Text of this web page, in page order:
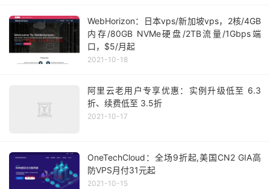
WebHorizon：日本vps/新加坡vps，2核/4GB
内存/80GB NVMe硬盘/2TB流量/1Gbps端
口，$5/月起
2021-10-18
阿里云老用户专享优惠：实例升级低至 6.3
折、续费低至 3.5折
2021-10-17
OneTechCloud：全场9折起,美国CN2 GIA高
防VPS月付31元起
2021-10-15